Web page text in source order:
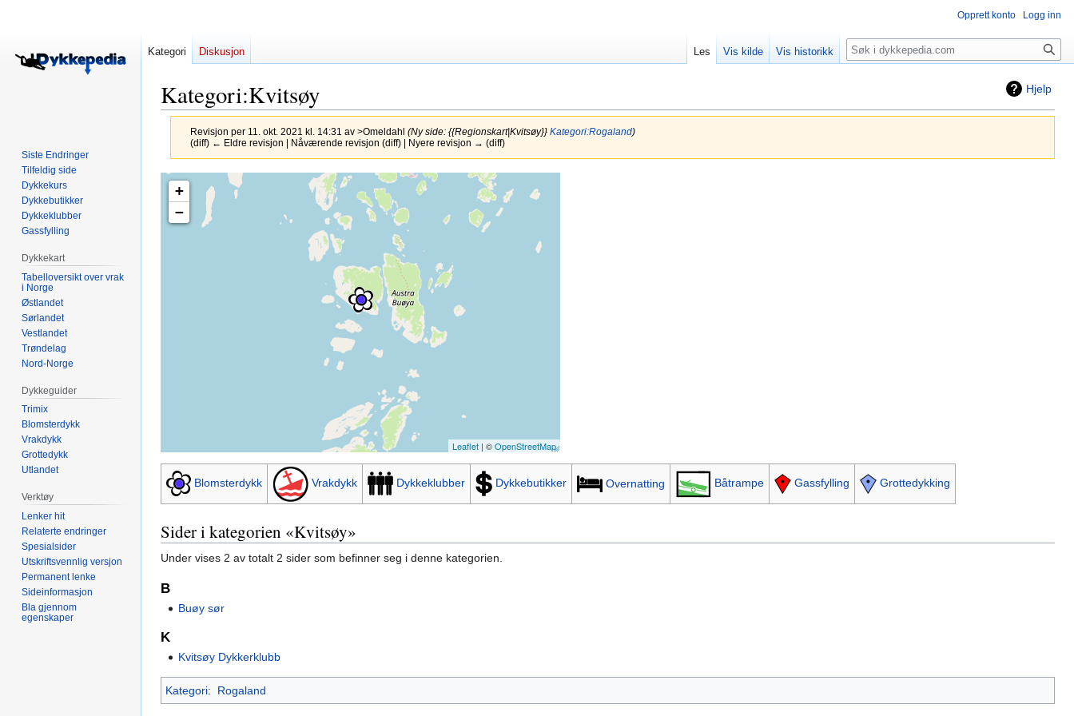
Hjelp
Kategori:Kvitsøy
Revisjon per 11. okt. 2021 kl. 14:31 av >Omeldahl (Ny side: {{Regionskart|Kvitsøy}} Kategori:Rogaland)
(diff) ← Eldre revisjon | Nåværende revisjon (diff) | Nyere revisjon → (diff)
Hopp
navigering
Hopp
søk
+
−
Leaflet | ©OpenStreetMap
Blomsterdykk Vrakdykk Dykkeklubber Dykkebutikker Overnatting Båtrampe Gassfylling Grottedykking
Sider i kategorien «Kvitsøy»
Under vises 2 av totalt 2 sider som befinner seg i denne kategorien.
B
Buøy sør
K
Kvitsøy Dykkerklubb
Kategori: Rogaland
Opprett konto Logg inn
Kategori Diskusjon Les Vis kilde Vis historikk Søk
Siste Endringer
Tilfeldig side
Dykkekurs
Dykkebutikker
Dykkeklubber
Gassfylling
Dykkekart
Tabelloversikt over vrak
i Norge
Østlandet
Sørlandet
Vestlandet
Trøndelag
Nord-Norge
Dykkeguider
Trimix
Blomsterdykk
Vrakdykk
Grottedykk
Utlandet
Verktøy
Lenker hit
Relaterte endringer
Spesialsider
Utskriftsvennlig versjon
Permanent lenke
Sideinformasjon
Bla gjennom
egenskaper